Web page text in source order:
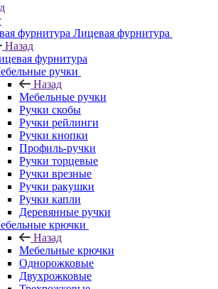
Лицевая фурнитура
Назад
фурнитура
ручки
Назад
Мебельные ручки
Ручки скобы
Ручки рейлинги
Ручки кнопки
Профиль-ручки
Ручки торцевые
Ручки врезные
Ручки ракушки
Ручки капли
Деревянные ручки
крючки
Назад
Мебельные крючки
Однорожковые
Двухрожковые